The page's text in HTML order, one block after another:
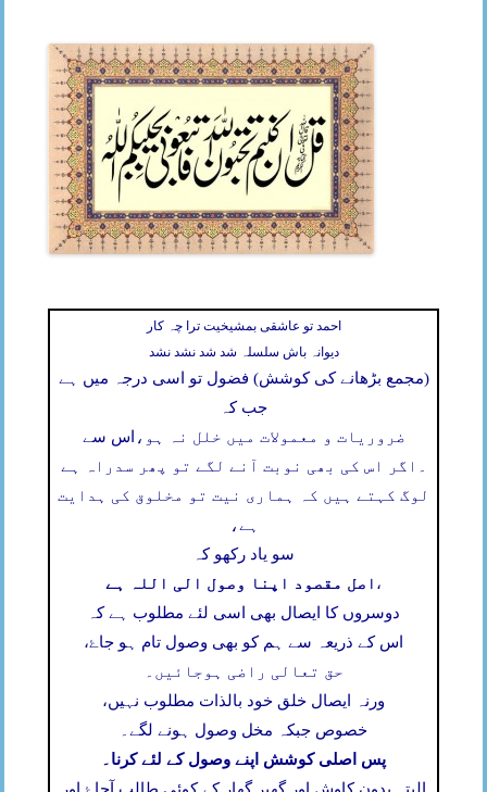
احمد تو عاشقی بمشیخیت ترا چہ کار
دیوانہ باش سلسلہ شد شد نشد نشد
(مجمع بڑھانے کی کوشش) فضول تو اسی درجہ میں ہے
جب کہ
اس سے ضروریات و معمولات میں خلل نہ ہو،
اگر اس کی بھی نوبت آنے لگے تو پھر سدراہ ہے
لوگ کہتے ہیں کہ ہماری نیت تو مخلوق کی ہدایت
ہے،
سو یاد رکھو کہ
اصل مقصود اپنا وصول الی اللہ ہے ،
دوسروں کا ایصال بھی اسی لئے مطلوب ہے کہ
اس کے ذریعہ سے ہم کو بھی وصول تام ہو جاۓ،
حق تعالی راضی ہوجائیں۔
ورنہ ایصال خلق خود بالذات مطلوب نہیں،
خصوص جبکہ مخل وصول ہونے لگے۔
پس اصلی کوشش اپنے وصول کے لئے کرنا۔